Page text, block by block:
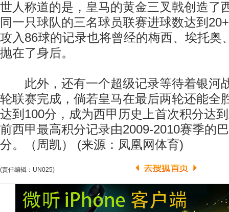
世人称道的是，皇马的黄金三叉戟创造了
同一只球队的三名球员联赛进球数达到
攻入86球的记录也将曾经的梅西、埃托奥
抛在了身后。
此外，还有一个超级记录等待着银河
轮联赛完成，倘若皇马在最后两轮还能全
达到100分，成为西甲历史上首次积分达
前西甲最高积分记录由2009-2010赛季的
分。（周凯） (来源：凤凰网体育)
(责任编辑：UN025)